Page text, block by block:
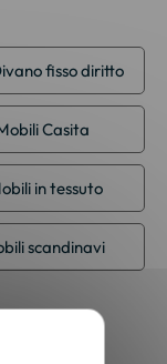
fisso diritto
Casita
in tessuto
scandinavi